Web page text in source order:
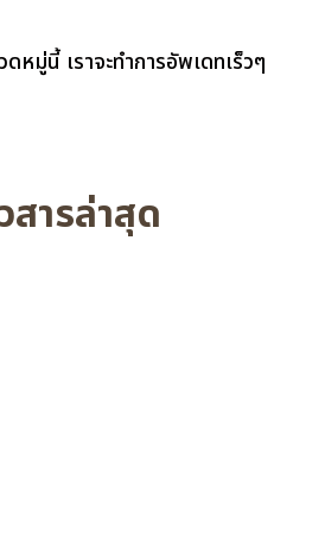
หมู่นี้ เราจะทำการอัพเดทเร็วๆ
สารล่าสุด